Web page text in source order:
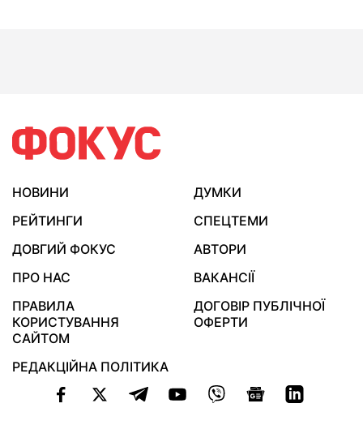
НОВИНИ
ДУМКИ
РЕЙТИНГИ
СПЕЦТЕМИ
ДОВГИЙ ФОКУС
АВТОРИ
ПРО НАС
ВАКАНСІЇ
ПРАВИЛА
КОРИСТУВАННЯ
САЙТОМ
ДОГОВІР ПУБЛІЧНОЇ
ОФЕРТИ
РЕДАКЦІЙНА ПОЛІТИКА